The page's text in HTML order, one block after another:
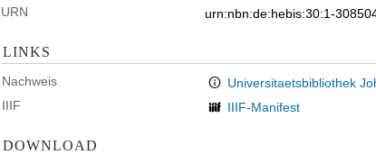
URN
urn:nbn:de:hebis:30:1-
LINKS
Nachweis
Universitaetsbibliothek
IIIF
IIIF-Manifest
DOWNLOAD